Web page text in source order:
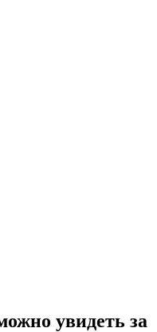
увидеть